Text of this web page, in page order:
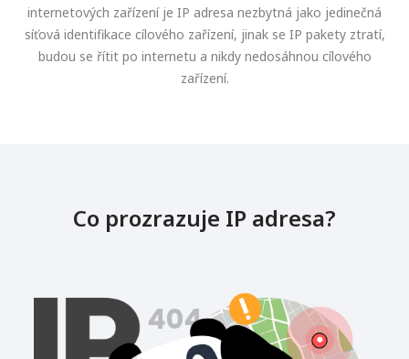
internetových zařízení je IP adresa nezbytná jako jedinečná
síťová identifikace cílového zařízení, jinak se IP pakety ztratí,
budou se řítit po internetu a nikdy nedosáhnou cílového
zařízení.
Co prozrazuje IP adresa?